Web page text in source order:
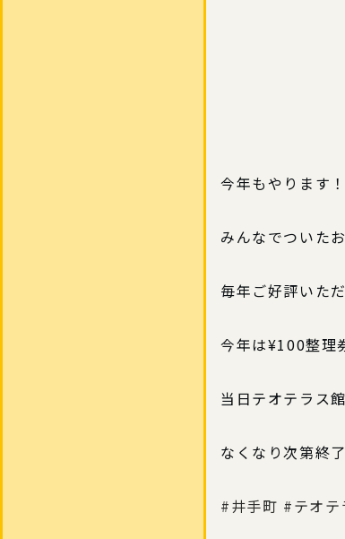
今年もやります
みんなでついた
毎年ご好評いた
今年は¥100整理
当日テオテラス
なくなり次第終
#井手町 #テオテ